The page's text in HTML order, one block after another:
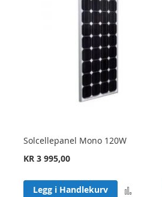
Solcellepanel Mono 120W
KR 3 995,00
Legg i Handlekurv